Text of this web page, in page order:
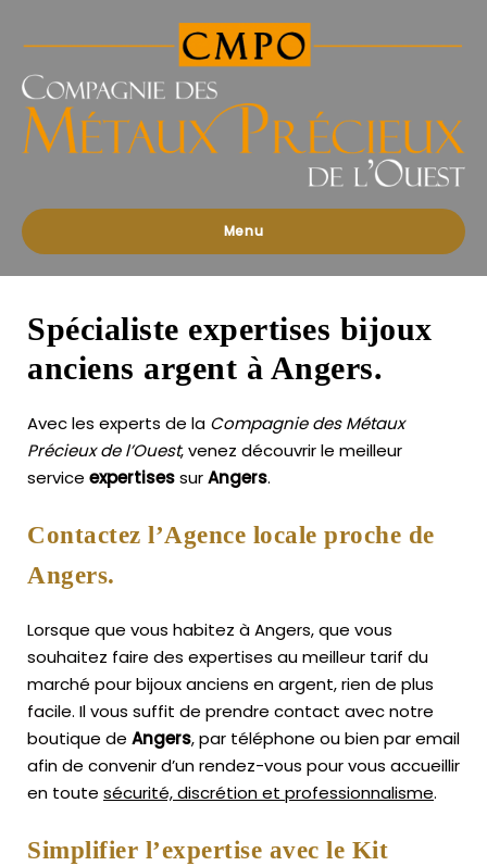
des
Précieux
l'Ouest
Menu
Spécialiste expertises bijoux
anciens argent à Angers.
Avec les experts de la Compagnie des Métaux
Précieux de l’Ouest, venez découvrir le meilleur
service expertisessurAngers.
Contactez l’Agence locale proche de
Angers.
Lorsque que vous habitez à Angers, que vous
souhaitez faire des expertises au meilleur tarif du
marché pour bijoux anciens en argent, rien de plus
facile. Il vous suffit de prendre contact avec notre
boutique de Angers, par téléphone ou bien par email
afin de convenir d’un rendez-vous pour vous accueillir
en toute sécurité, discrétion et professionnalisme.
Simplifier l’expertise avec le Kit